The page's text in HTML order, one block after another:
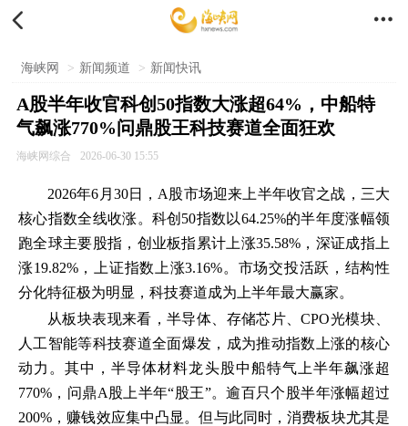
 
海峡网 > 新闻频道 > 新闻快讯
A股半年收官科创50指数大涨超64%，中船特
气飙涨770%问鼎股王科技赛道全面狂欢
海峡网综合 2026-06-30 15:55
2026年6月30日，A股市场迎来上半年收官之战，三大
核心指数全线收涨。科创50指数以64.25%的半年度涨幅领
跑全球主要股指，创业板指累计上涨35.58%，深证成指上
涨19.82%，上证指数上涨3.16%。市场交投活跃，结构性
分化特征极为明显，科技赛道成为上半年最大赢家。
从板块表现来看，半导体、存储芯片、CPO光模块、
人工智能等科技赛道全面爆发，成为推动指数上涨的核心
动力。其中，半导体材料龙头股中船特气上半年飙涨超
770%，问鼎A股上半年“股王”。逾百只个股半年涨幅超过
200%，赚钱效应集中凸显。但与此同时，消费板块尤其是